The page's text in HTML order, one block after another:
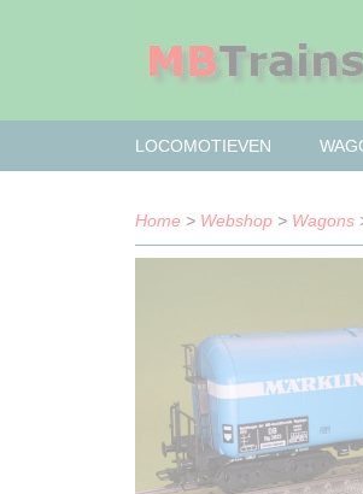
LOCOMOTIEVEN
Home > Webshop > Wagons